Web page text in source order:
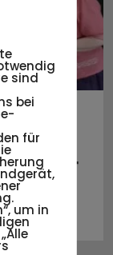
sind
bei
für
um in